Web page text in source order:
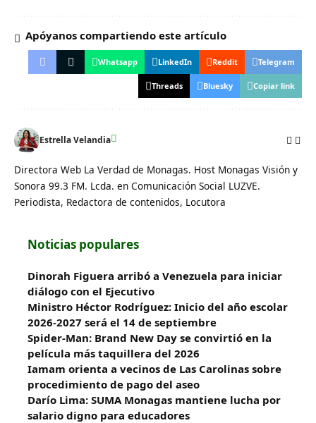
Apóyanos compartiendo este artículo
Whatsapp LinkedIn Reddit Telegram
Threads Bluesky Copiar link
Estrella Velandia
Directora Web La Verdad de Monagas. Host Monagas Visión y
Sonora 99.3 FM. Lcda. en Comunicación Social LUZVE.
Periodista, Redactora de contenidos, Locutora
Noticias populares
Dinorah Figuera arribó a Venezuela para iniciar
diálogo con el Ejecutivo
Ministro Héctor Rodríguez: Inicio del año escolar
2026-2027 será el 14 de septiembre
Spider-Man: Brand New Day se convirtió en la
película más taquillera del 2026
Iamam orienta a vecinos de Las Carolinas sobre
procedimiento de pago del aseo
Darío Lima: SUMA Monagas mantiene lucha por
salario digno para educadores